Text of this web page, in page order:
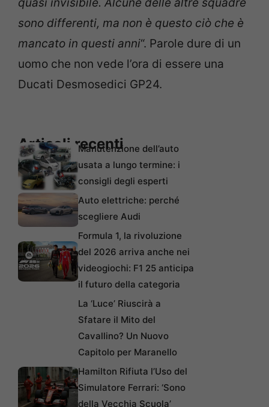
sono differenti, ma non è questo ciò che è
mancato in questi anni“. Parole dure di un
uomo che non vede l’ora di essere una
Ducati Desmosedici GP24.
Articoli recentiManutenzione dell’auto
usata a lungo termine: i
consigli degli esperti
Auto elettriche: perché
scegliere Audi
Formula 1, la rivoluzione
del 2026 arriva anche nei
videogiochi: F1 25 anticipa
il futuro della categoria
La ‘Luce’ Riuscirà a
Sfatare il Mito del
Cavallino? Un Nuovo
Capitolo per Maranello
Hamilton Rifiuta l’Uso del
Simulatore Ferrari: ‘Sono
della Vecchia Scuola’